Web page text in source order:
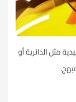
مثل الدائرية أو